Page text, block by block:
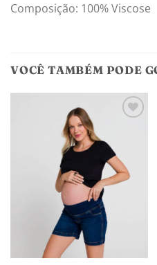
Composição: 100% Viscose
VOCÊ TAMBÉM PODE
Adicionar
aos
meus
desejos